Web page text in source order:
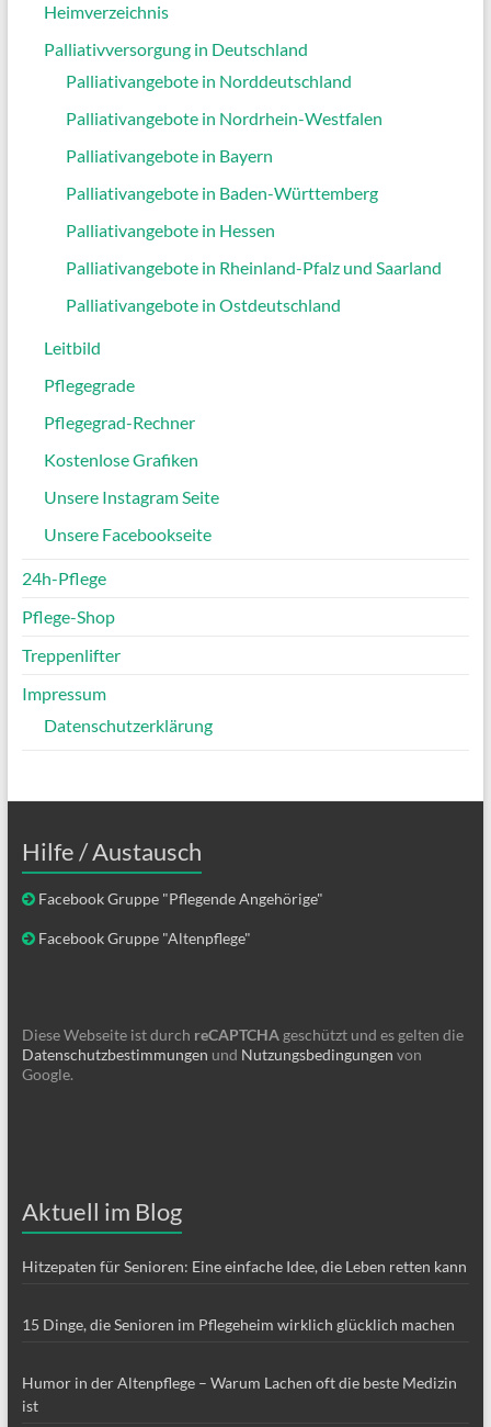
Heimverzeichnis
Palliativversorgung in Deutschland
Palliativangebote in Norddeutschland
Palliativangebote in Nordrhein-Westfalen
Palliativangebote in Bayern
Palliativangebote in Baden-Württemberg
Palliativangebote in Hessen
Palliativangebote in Rheinland-Pfalz und Saarland
Palliativangebote in Ostdeutschland
Leitbild
Pflegegrade
Pflegegrad-Rechner
Kostenlose Grafiken
Unsere Instagram Seite
Unsere Facebookseite
24h-Pflege
Pflege-Shop
Treppenlifter
Impressum
Datenschutzerklärung
Hilfe / Austausch
Facebook Gruppe "Pflegende Angehörige"
Facebook Gruppe "Altenpflege"
Diese Webseite ist durch reCAPTCHAgeschützt und es gelten die
Datenschutzbestimmungen und Nutzungsbedingungen von
Google.
Aktuell im Blog
Hitzepaten für Senioren: Eine einfache Idee, die Leben retten kann
15 Dinge, die Senioren im Pflegeheim wirklich glücklich machen
Humor in der Altenpflege – Warum Lachen oft die beste Medizin
ist